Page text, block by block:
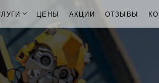
ЦЕНЫ АКЦИИ ОТЗЫВЫ